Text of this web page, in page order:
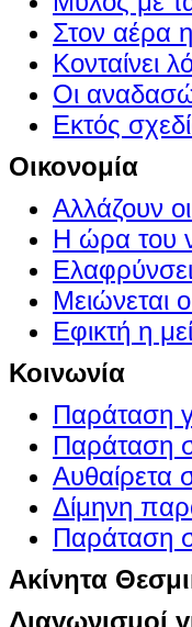
Στον αέρα
Οι
Εκτός
Οικονομία
Αλλάζουν
Η ώρα του
Μειώνεται
Εφικτή η
Κοινωνία
Παράταση
Παράταση
Αυθαίρετα
Δίμηνη
Παράταση
Ακίνητα
Διαγωνισμοί